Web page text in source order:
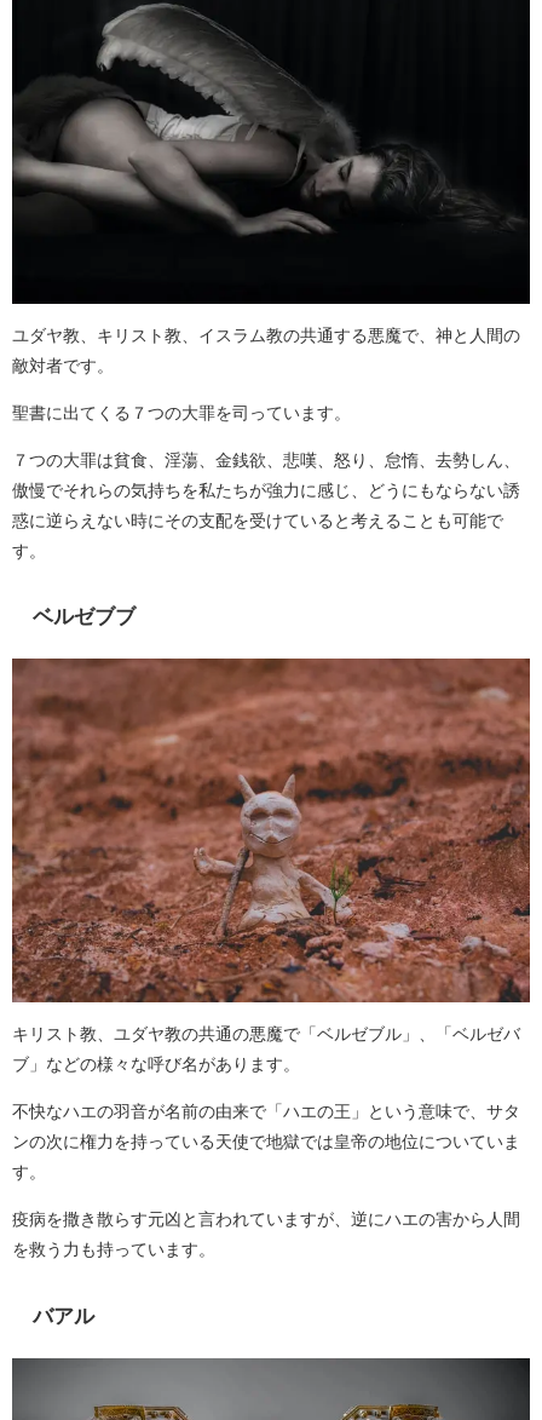
ユダヤ教、キリスト教、イスラム教の共通する悪魔で、神と人間の
敵対者です。
聖書に出てくる７つの大罪を司っています。
７つの大罪は貧食、淫蕩、金銭欲、悲嘆、怒り、怠惰、去勢しん、
傲慢でそれらの気持ちを私たちが強力に感じ、どうにもならない誘
惑に逆らえない時にその支配を受けていると考えることも可能で
す。
ベルゼブブ
キリスト教、ユダヤ教の共通の悪魔で「ベルゼブル」、「ベルゼバ
ブ」などの様々な呼び名があります。
不快なハエの羽音が名前の由来で「ハエの王」という意味で、サタ
ンの次に権力を持っている天使で地獄では皇帝の地位についていま
す。
疫病を撒き散らす元凶と言われていますが、逆にハエの害から人間
を救う力も持っています。
バアル